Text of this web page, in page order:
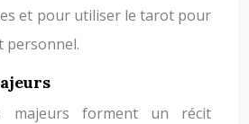
et pour utiliser le tarot pour
personnel.
majeurs forment un récit